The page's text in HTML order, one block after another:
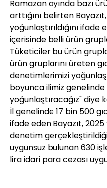
Ramazan ayında bazı
arttığını belirten
yoğunlaştırıldığını ifade
içerisinde belli ürün
Tüketiciler bu ürün
ürün gruplarını üreten
denetimlerimizi
boyunca ilimiz genelinde
yoğunlaştıracağız" diye
İl genelinde 17 bin 500
ifade eden Bayazıt, 2025
denetim
uygunsuz bulunan 630
lira idari para cezası